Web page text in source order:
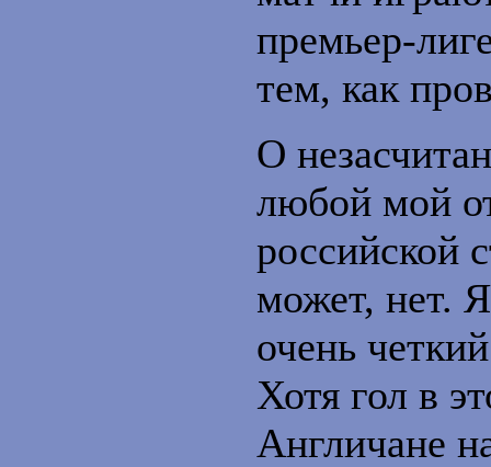
премьер-
тем, как
О
любой мой
российской
может, нет.
очень
Хотя гол в
Англичане